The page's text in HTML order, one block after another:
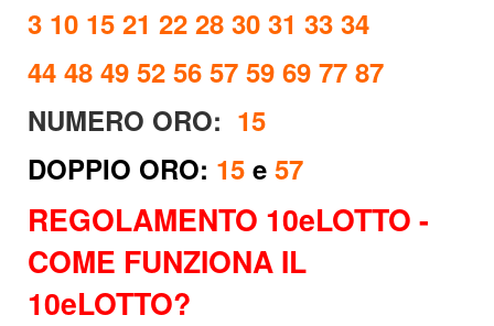
3 10 15 21 22 28 30 31 33 34
44 48 49 52 56 57 59 69 77 87
NUMERO ORO: 15
DOPPIO ORO: 15 e 57
REGOLAMENTO 10eLOTTO -
COME FUNZIONA IL
10eLOTTO?